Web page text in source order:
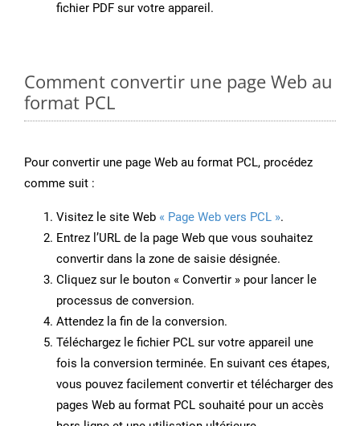
fichier PDF sur votre appareil.
Comment convertir une page Web au
format PCL
Pour convertir une page Web au format PCL, procédez
comme suit :
Visitez le site Web « Page Web vers PCL ».
Entrez l’URL de la page Web que vous souhaitez
convertir dans la zone de saisie désignée.
Cliquez sur le bouton « Convertir » pour lancer le
processus de conversion.
Attendez la fin de la conversion.
Téléchargez le fichier PCL sur votre appareil une
fois la conversion terminée. En suivant ces étapes,
vous pouvez facilement convertir et télécharger des
pages Web au format PCL souhaité pour un accès